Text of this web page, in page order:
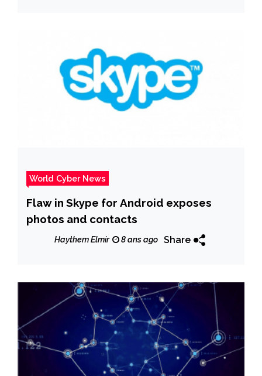
World Cyber News
Flaw in Skype for Android exposes
photos and contacts
Haythem Elmir 8 ans ago Share